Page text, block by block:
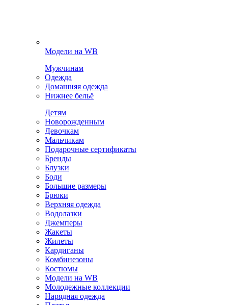
Модели на WB
Мужчинам
Одежда
Домашняя одежда
Нижнее бельё
Детям
Новорожденным
Девочкам
Мальчикам
Подарочные сертификаты
Бренды
Блузки
Боди
Большие размеры
Брюки
Верхняя одежда
Водолазки
Джемперы
Жакеты
Жилеты
Кардиганы
Комбинезоны
Костюмы
Модели на WB
Молодежные коллекции
Нарядная одежда